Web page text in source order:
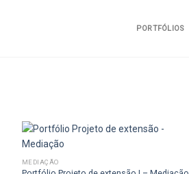
PORTFÓLIOS
MEDIAÇÃO